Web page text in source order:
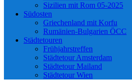
Sizilien mit Rom 05-2025
Südosten
Griechenland mit Korfu
Rumänien-Bulgarien ÖCC
Städtetouren
Frühjahrstreffen
Städtetour Amsterdam
Städtetour Mailand
Städtetour Wien